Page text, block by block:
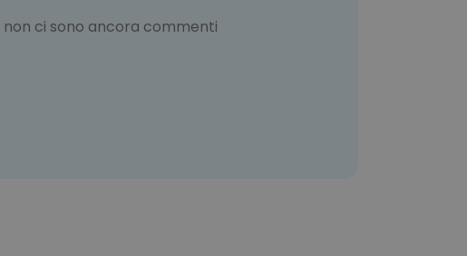
non ci sono ancora commenti